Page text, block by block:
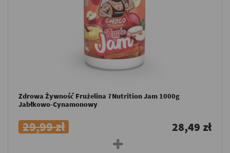
Zdrowa Żywność Frużelina 7Nutrition Jam 1000g
Jabłkowo-Cynamonowy
29,99 zł 28,49 zł